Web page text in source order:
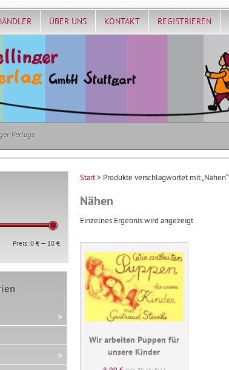
ÜBER UNS KONTAKT REGISTRIEREN
Verlags
Start> Produkte verschlagwortet mit „Nähen“
Nähen
Einzelnes Ergebnis wird angezeigt
Wir arbeiten Puppen für
unsere Kinder
Min.
Max.
Preis:0 € — 10 €